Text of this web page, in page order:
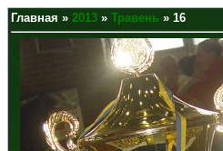
Главная » 2013 » Травень » 16